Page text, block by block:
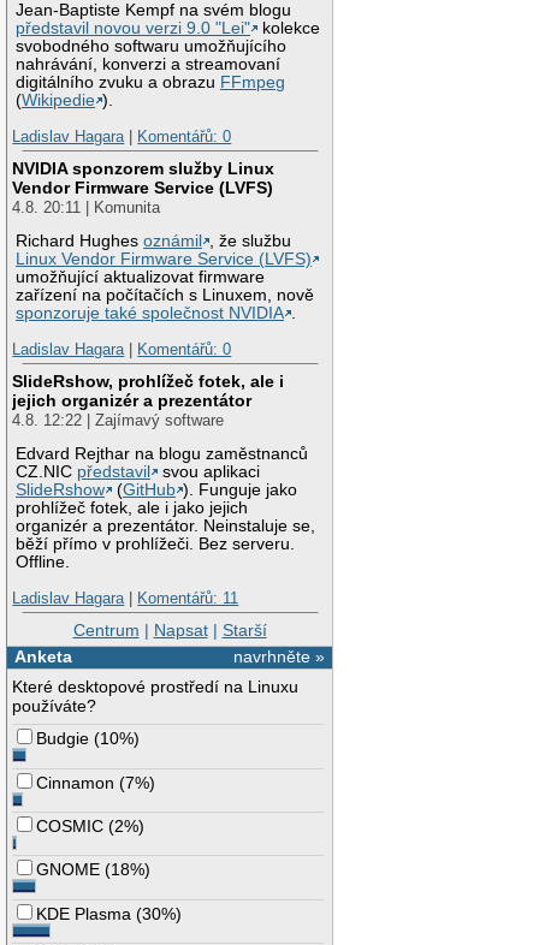
Jean-Baptiste Kempf na svém blogu
představil novou verzi 9.0 "Lei"
kolekce
svobodného softwaru umožňujícího
nahrávání, konverzi a streamovaní
digitálního zvuku a obrazu FFmpeg
(Wikipedie ).
Ladislav Hagara| Komentářů: 0
NVIDIA sponzorem služby Linux
Vendor Firmware Service (LVFS)
4.8. 20:11 | Komunita
Richard Hughesoznámil
, že službu
Linux Vendor Firmware Service (LVFS)
umožňující aktualizovat firmware
zařízení na počítačích s Linuxem, nově
sponzoruje také společnost NVIDIA .
Ladislav Hagara| Komentářů: 0
SlideRshow, prohlížeč fotek, ale i
jejich organizér a prezentátor
4.8. 12:22 | Zajímavý software
Edvard Rejthar na blogu zaměstnanců
CZ.NIC představil
svou aplikaci
SlideRshow
(GitHub ). Funguje jako
prohlížeč fotek, ale i jako jejich
organizér a prezentátor. Neinstaluje se,
běží přímo v prohlížeči. Bez serveru.
Offline.
Ladislav Hagara| Komentářů: 11
Centrum | Napsat| Starší
navrhněte »
Anketa
Které desktopové prostředí na Linuxu
používáte?
Budgie (10%)
Cinnamon (7%)
COSMIC (2%)
GNOME (18%)
KDE Plasma (30%)